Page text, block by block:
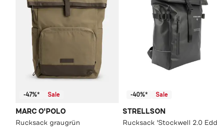
-47%* Sale
MARC O'POLO
Rucksack graugrün
-40%* Sale
STRELLSON